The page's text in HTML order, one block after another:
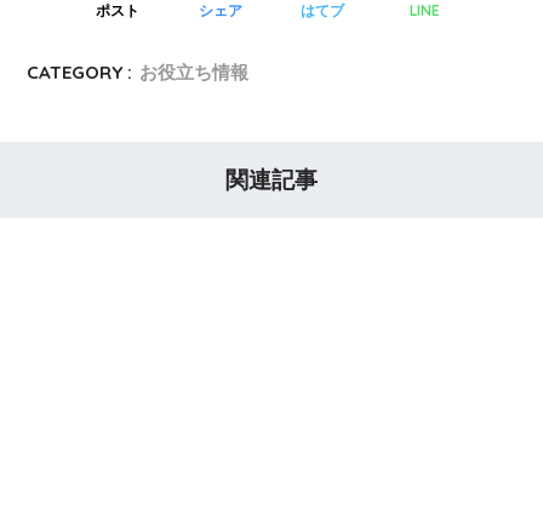
ポスト シェア はてブ LINE
CATEGORY : お役立ち情報
関連記事